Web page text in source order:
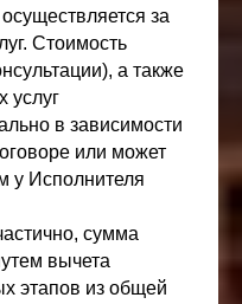
за
Стоимость
а также
услуг
в зависимости
или может
у Исполнителя
сумма
вычета
этапов из общей